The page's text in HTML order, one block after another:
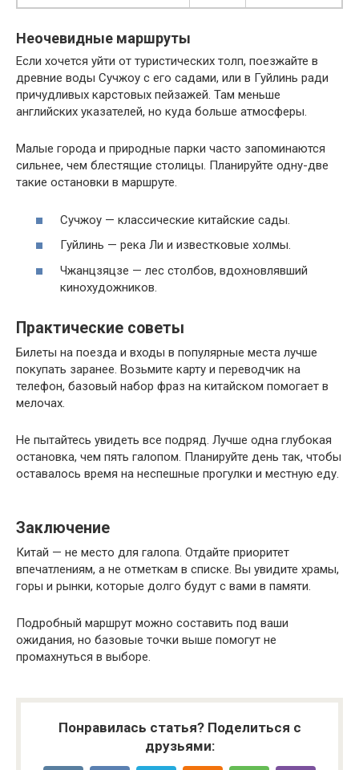
Неочевидные маршруты
Если хочется уйти от туристических толп, поезжайте в
древние воды Сучжоу с его садами, или в Гуйлинь ради
причудливых карстовых пейзажей. Там меньше
английских указателей, но куда больше атмосферы.
Малые города и природные парки часто запоминаются
сильнее, чем блестящие столицы. Планируйте одну-две
такие остановки в маршруте.
Сучжоу — классические китайские сады.
Гуйлинь — река Ли и известковые холмы.
Чжанцзяцзе — лес столбов, вдохновлявший
кинохудожников.
Практические советы
Билеты на поезда и входы в популярные места лучше
покупать заранее. Возьмите карту и переводчик на
телефон, базовый набор фраз на китайском помогает в
мелочах.
Не пытайтесь увидеть все подряд. Лучше одна глубокая
остановка, чем пять галопом. Планируйте день так, чтобы
оставалось время на неспешные прогулки и местную еду.
Заключение
Китай — не место для галопа. Отдайте приоритет
впечатлениям, а не отметкам в списке. Вы увидите храмы,
горы и рынки, которые долго будут с вами в памяти.
Подробный маршрут можно составить под ваши
ожидания, но базовые точки выше помогут не
промахнуться в выборе.
Понравилась статья? Поделиться с
друзьями: